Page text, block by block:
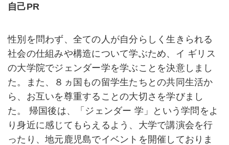
自己PR
性別を問わず、全ての人が自分らしく生きられる
社会の仕組みや構造について学ぶため、イ ギリス
の大学院でジェンダー学を学ぶことを決意しまし
た。また、８ヵ国もの留学生たちとの共同生活か
ら、お互いを尊重することの大切さを学びまし
た。 帰国後は、「ジェンダー 学」という学問をよ
り身近に感じてもらえるよう、大学で講演会を行
ったり、地元鹿児島でイベントを開催しておりま